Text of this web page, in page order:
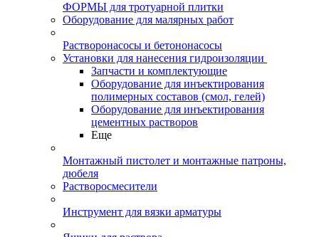
ФОРМЫ для тротуарной плитки
Оборудование для малярных работ
Растворонасосы и бетононасосы
Установки для нанесения гидроизоляции
Запчасти и комплектующие
Оборудование для инъектирования
полимерных составов (смол, гелей)
Оборудование для инъектирования
цементных растворов
Еще
Монтажный пистолет и монтажные патроны,
дюбеля
Растворосмесители
Инструмент для вязки арматуры